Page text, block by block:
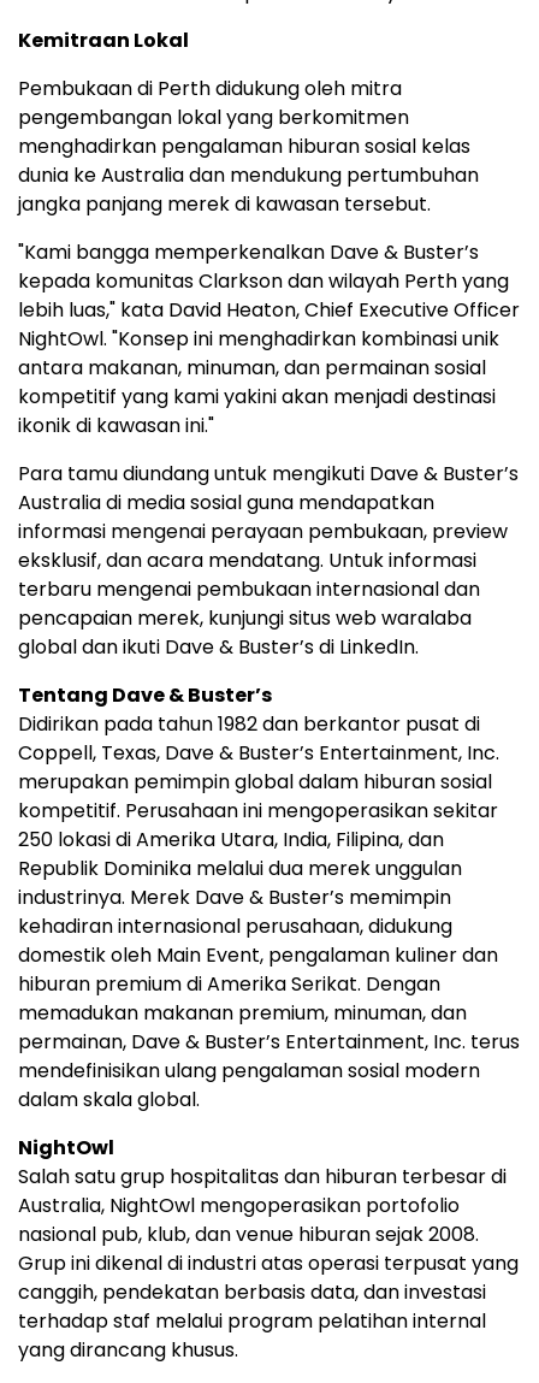
Kemitraan Lokal
Pembukaan di Perth didukung oleh mitra
pengembangan lokal yang berkomitmen
menghadirkan pengalaman hiburan sosial kelas
dunia ke Australia dan mendukung pertumbuhan
jangka panjang merek di kawasan tersebut.
"Kami bangga memperkenalkan Dave & Buster’s
kepada komunitas Clarkson dan wilayah Perth yang
lebih luas," kata David Heaton, Chief Executive Officer
NightOwl. "Konsep ini menghadirkan kombinasi unik
antara makanan, minuman, dan permainan sosial
kompetitif yang kami yakini akan menjadi destinasi
ikonik di kawasan ini."
Para tamu diundang untuk mengikuti Dave & Buster’s
Australia di media sosial guna mendapatkan
informasi mengenai perayaan pembukaan, preview
eksklusif, dan acara mendatang. Untuk informasi
terbaru mengenai pembukaan internasional dan
pencapaian merek, kunjungi situs web waralaba
global dan ikuti Dave & Buster’s di LinkedIn.
Tentang Dave & Buster’s
Didirikan pada tahun 1982 dan berkantor pusat di
Coppell, Texas, Dave & Buster’s Entertainment, Inc.
merupakan pemimpin global dalam hiburan sosial
kompetitif. Perusahaan ini mengoperasikan sekitar
250 lokasi di Amerika Utara, India, Filipina, dan
Republik Dominika melalui dua merek unggulan
industrinya. Merek Dave & Buster’s memimpin
kehadiran internasional perusahaan, didukung
domestik oleh Main Event, pengalaman kuliner dan
hiburan premium di Amerika Serikat. Dengan
memadukan makanan premium, minuman, dan
permainan, Dave & Buster’s Entertainment, Inc. terus
mendefinisikan ulang pengalaman sosial modern
dalam skala global.
NightOwl
Salah satu grup hospitalitas dan hiburan terbesar di
Australia, NightOwl mengoperasikan portofolio
nasional pub, klub, dan venue hiburan sejak 2008.
Grup ini dikenal di industri atas operasi terpusat yang
canggih, pendekatan berbasis data, dan investasi
terhadap staf melalui program pelatihan internal
yang dirancang khusus.